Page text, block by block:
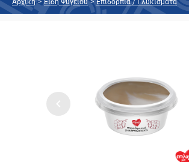
Αρχική > Είδη Ψυγείου > Επιδόρπια / Γλυκίσματα